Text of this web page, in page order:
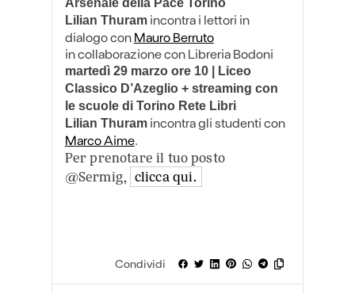
Lilian Thuramincontra i lettori in
dialogo con Mauro Berruto
in collaborazione con Libreria Bodoni
martedì 29 marzo ore 10 | Liceo
Classico D’Azeglio + streaming con
le scuole di Torino Rete Libri
Lilian Thuramincontra gli studenti con
Marco Aime.
Per prenotare il tuo posto
@Sermig, clicca qui.
Condividi